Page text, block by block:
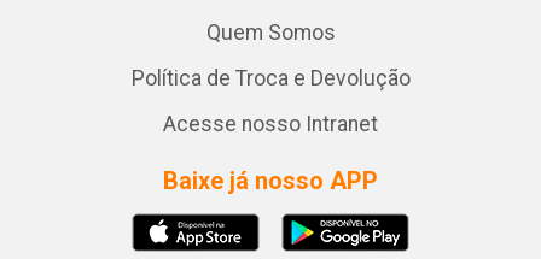
Quem Somos
Política de Troca e Devolução
Acesse nosso Intranet
Baixe já nosso APP